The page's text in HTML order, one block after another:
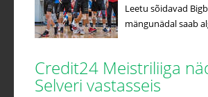
Leetu sõidavad
mängunädal saab
Credit24 Meistriliiga
Selveri vastasseis